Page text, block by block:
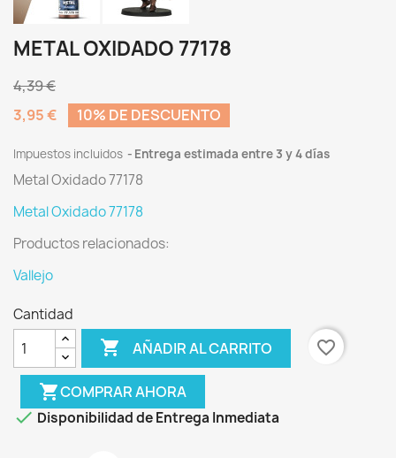
METAL OXIDADO 77178
4,39 €
3,95 €
10% DE DESCUENTO
Impuestos incluidos Entrega estimada entre 3 y 4 días
Metal Oxidado 77178
Metal Oxidado 77178
Productos relacionados:
Vallejo
Cantidad
 AÑADIR AL CARRITO favorite_border
shopping_cartCOMPRAR AHORA
 Disponibilidad de Entrega Inmediata